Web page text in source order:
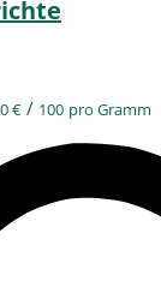
€ / 100 pro Gramm